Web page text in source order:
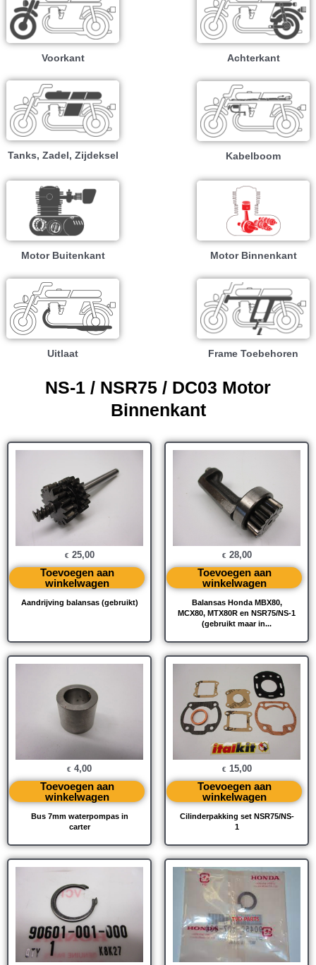
Voorkant Achterkant
Tanks, Zadel, Zijdeksel Kabelboom
Motor Buitenkant Motor Binnenkant
Uitlaat Frame Toebehoren
NS-1 / NSR75 / DC03 Motor
Binnenkant
Aandrijving balansas (gebruikt)
€ 25,00
Toevoegen aan
winkelwagen
Balansas Honda MBX80,
MCX80, MTX80R en NSR75/NS-1
(gebruikt maar in...
€ 28,00
Toevoegen aan
winkelwagen
Bus 7mm waterpompas in
carter
€ 4,00
Toevoegen aan
winkelwagen
Cilinderpakking set NSR75/NS-
1
€ 15,00
Toevoegen aan
winkelwagen